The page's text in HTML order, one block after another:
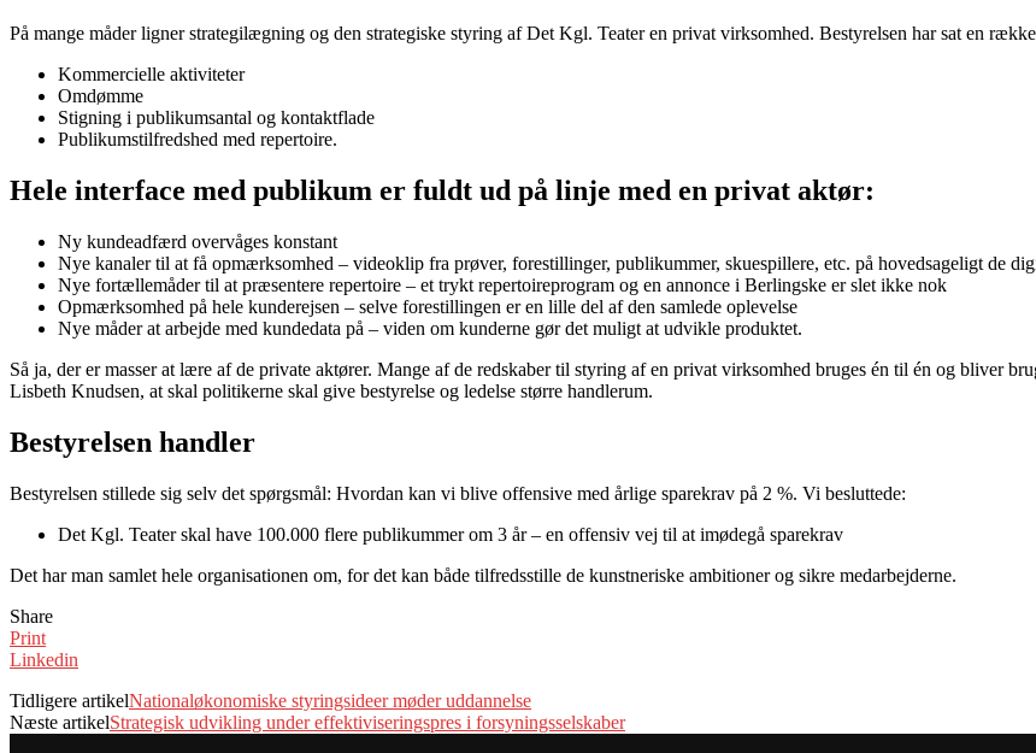
På mange måder ligner strategilægning og den strategiske styring af Det Kgl. Teater en privat virksomhed. Bestyrelsen har sat en
Kommercielle aktiviteter
Omdømme
Stigning i publikumsantal og kontaktflade
Publikumstilfredshed med repertoire.
Hele interface med publikum er fuldt ud på linje med en privat aktør:
Ny kundeadfærd overvåges konstant
Nye kanaler til at få opmærksomhed – videoklip fra prøver, forestillinger, publikummer, skuespillere, etc. på hovedsageligt de
Nye fortællemåder til at præsentere repertoire – et trykt repertoireprogram og en annonce i Berlingske er slet ikke nok
Opmærksomhed på hele kunderejsen – selve forestillingen er en lille del af den samlede oplevelse
Nye måder at arbejde med kundedata på – viden om kunderne gør det muligt at udvikle produktet.
Så ja, der er masser at lære af de private aktører. Mange af de redskaber til styring af en privat virksomhed bruges én til én og bliver
Lisbeth Knudsen, at skal politikerne skal give bestyrelse og ledelse større handlerum.
Bestyrelsen handler
Bestyrelsen stillede sig selv det spørgsmål: Hvordan kan vi blive offensive med årlige sparekrav på 2 %. Vi besluttede:
Det Kgl. Teater skal have 100.000 flere publikummer om 3 år – en offensiv vej til at imødegå sparekrav
Det har man samlet hele organisationen om, for det kan både tilfredsstille de kunstneriske ambitioner og sikre medarbejderne.
Share
Print
Linkedin
Tidligere artikelNationaløkonomiske styringsideer møder uddannelse
Næste artikelStrategisk udvikling under effektiviseringspres i forsyningsselskaber